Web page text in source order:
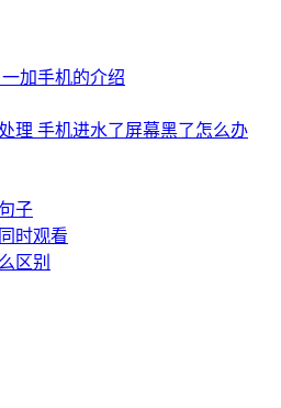
加手机的介绍
理 手机进水了屏幕黑了怎么办
子
时观看
区别